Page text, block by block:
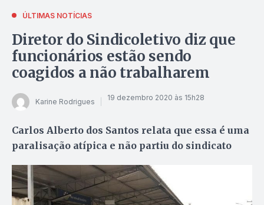
ÚLTIMAS NOTÍCIAS
Diretor do Sindicoletivo diz que
funcionários estão sendo
coagidos a não trabalharem
Karine Rodrigues 19 dezembro 2020 às 15h28
Carlos Alberto dos Santos relata que essa é uma
paralisação atípica e não partiu do sindicato